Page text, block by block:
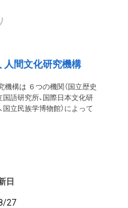
人間文化研究機構
構は ６つの機関（国立歴史
国語研究所、国際日本文化研
国立民族学博物館）によって
日
27